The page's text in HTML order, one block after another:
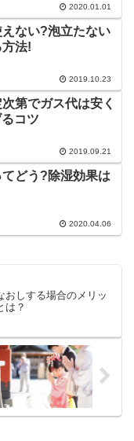
2020.01.01
ない?泡立たない
法!
2019.10.23
第でガス代は安く
コツ
2019.09.21
どう?除湿効果は
2020.04.06
おしする場合のメリッ
は？